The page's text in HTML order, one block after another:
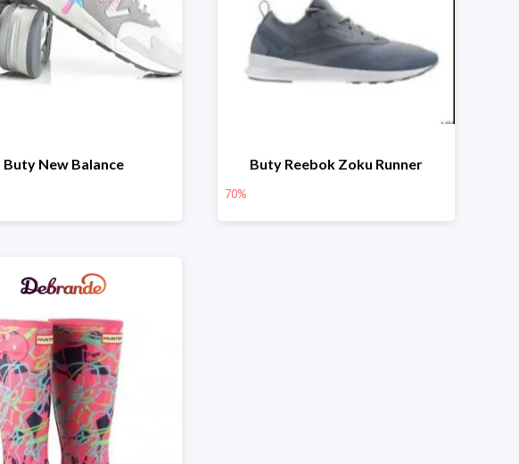
Buty New Balance Buty Reebok Zoku Runner
70%